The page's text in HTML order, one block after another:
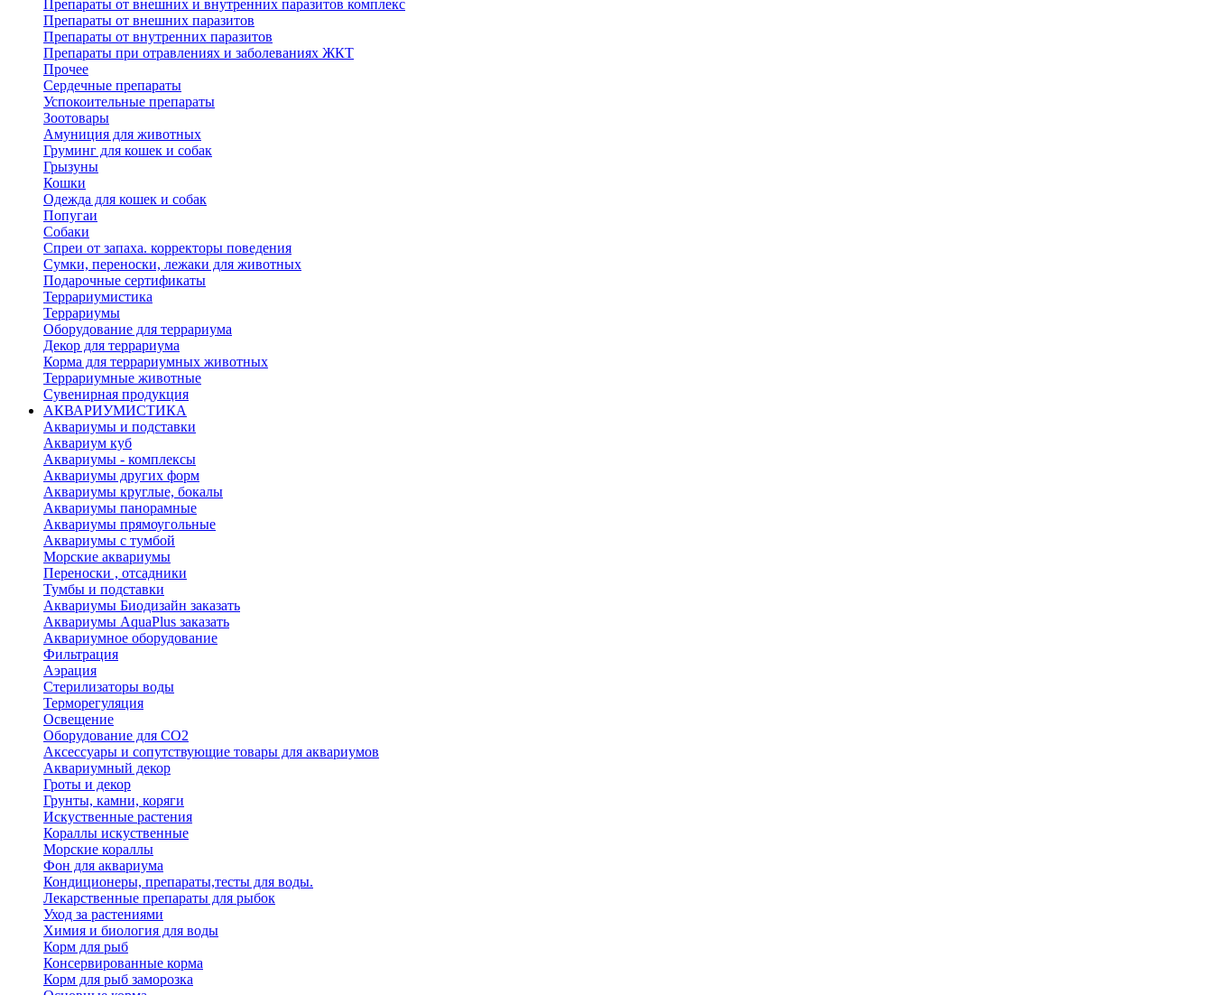
Препараты от внешних и внутренних паразитов комплекс
Препараты от внешних паразитов
Препараты от внутренних паразитов
Препараты при отравлениях и заболеваниях ЖКТ
Прочее
Сердечные препараты
Успокоительные препараты
Зоотовары
Амуниция для животных
Груминг для кошек и собак
Грызуны
Кошки
Одежда для кошек и собак
Попугаи
Собаки
Спреи от запаха. корректоры поведения
Сумки, переноски, лежаки для животных
Подарочные сертификаты
Террариумистика
Террариумы
Оборудование для террариума
Декор для террариума
Корма для террариумных животных
Террариумные животные
Сувенирная продукция
АКВАРИУМИСТИКА
Аквариумы и подставки
Аквариум куб
Аквариумы - комплексы
Аквариумы других форм
Аквариумы круглые, бокалы
Аквариумы панорамные
Аквариумы прямоугольные
Аквариумы с тумбой
Морские аквариумы
Переноски , отсадники
Тумбы и подставки
Аквариумы Биодизайн заказать
Аквариумы AquaPlus заказать
Аквариумное оборудование
Фильтрация
Аэрация
Стерилизаторы воды
Терморегуляция
Освещение
Оборудование для CO2
Аксессуары и сопутствующие товары для аквариумов
Аквариумный декор
Гроты и декор
Грунты, камни, коряги
Искуственные растения
Кораллы искуственные
Морские кораллы
Фон для аквариума
Кондиционеры, препараты,тесты для воды.
Лекарственные препараты для рыбок
Уход за растениями
Химия и биология для воды
Корм для рыб
Консервированные корма
Корм для рыб заморозка